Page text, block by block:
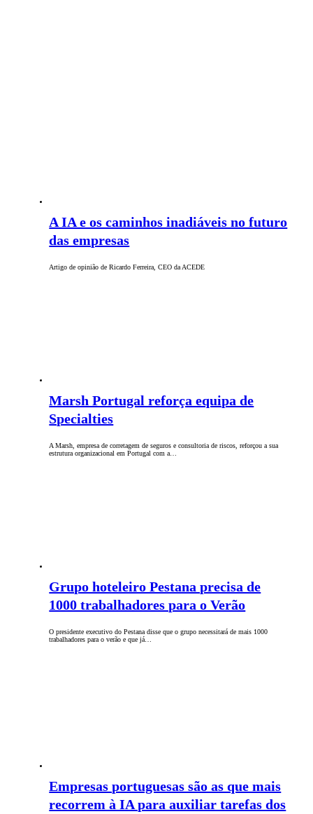
A IA e os caminhos inadiáveis no futuro
das empresas
Artigo de opinião de Ricardo Ferreira, CEO da ACEDE
Marsh Portugal reforça equipa de
Specialties
A Marsh, empresa de corretagem de seguros e consultoria de riscos, reforçou a sua
estrutura organizacional em Portugal com a…
Grupo hoteleiro Pestana precisa de
1000 trabalhadores para o Verão
O presidente executivo do Pestana disse que o grupo necessitará de mais 1000
trabalhadores para o verão e que já…
Empresas portuguesas são as que mais
recorrem à IA para auxiliar tarefas dos